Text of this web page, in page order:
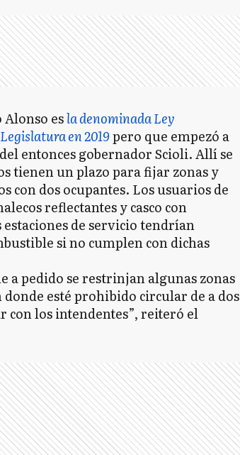
esla denominada Ley
en 2019pero que empezó a
entonces gobernador Scioli. Allí se
tienen un plazo para fijar zonas y
con dos ocupantes. Los usuarios de
reflectantes y casco con
de servicio tendrían
si no cumplen con dichas
a pedido se restrinjan algunas zonas
esté prohibido circular de a dos
con los intendentes”, reiteró el